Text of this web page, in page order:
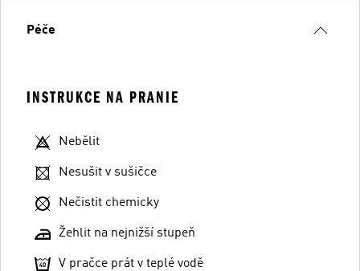
Péče
INSTRUKCE NA PRANIE
Nebělit
Nesušit v sušičce
Nečistit chemicky
Žehlit na nejnižší stupeň
V pračce prát v teplé vodě